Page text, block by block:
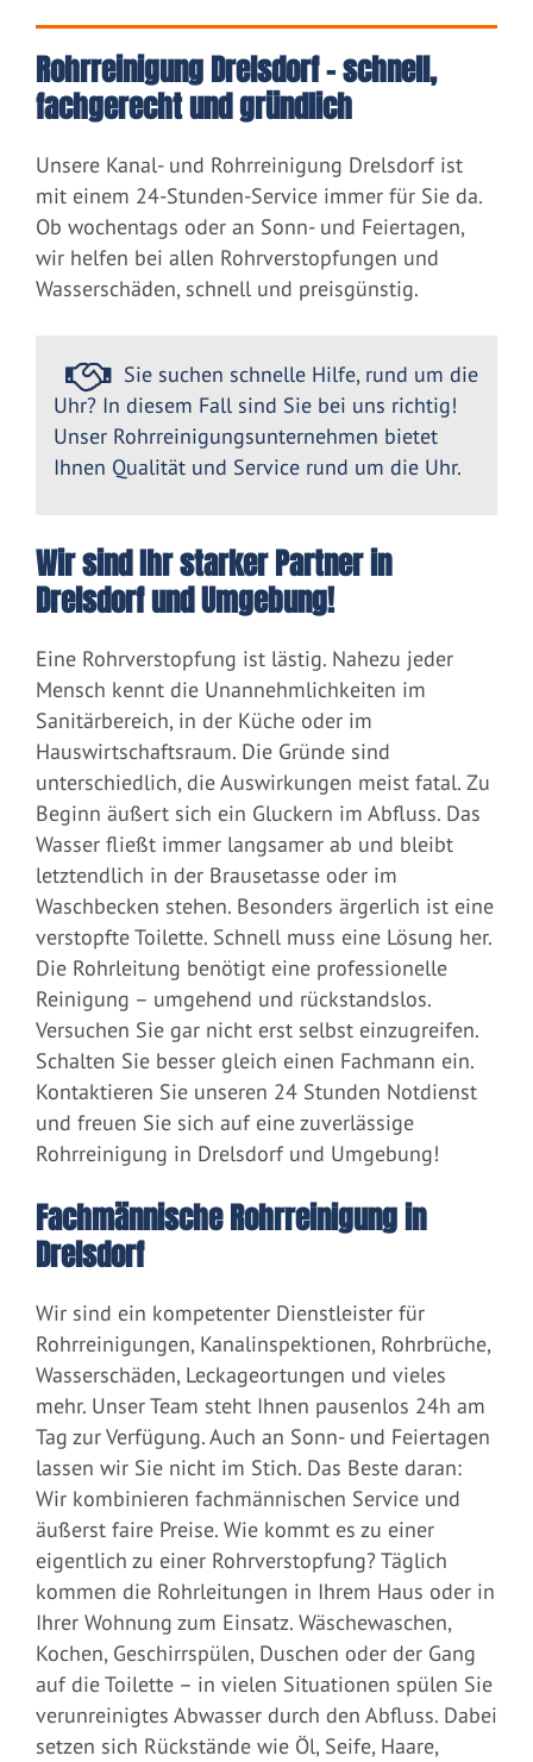
Rohrreinigung Drelsdorf – schnell,
fachgerecht und gründlich
Unsere Kanal- und Rohrreinigung Drelsdorf ist
mit einem 24-Stunden-Service immer für Sie da.
Ob wochentags oder an Sonn- und Feiertagen,
wir helfen bei allen Rohrverstopfungen und
Wasserschäden, schnell und preisgünstig.
Sie suchen schnelle Hilfe, rund um die
Uhr? In diesem Fall sind Sie bei uns richtig!
Unser Rohrreinigungsunternehmen bietet
Ihnen Qualität und Service rund um die Uhr.
Wir sind Ihr starker Partner in
Drelsdorf und Umgebung!
Eine Rohrverstopfung ist lästig. Nahezu jeder
Mensch kennt die Unannehmlichkeiten im
Sanitärbereich, in der Küche oder im
Hauswirtschaftsraum. Die Gründe sind
unterschiedlich, die Auswirkungen meist fatal. Zu
Beginn äußert sich ein Gluckern im Abfluss. Das
Wasser fließt immer langsamer ab und bleibt
letztendlich in der Brausetasse oder im
Waschbecken stehen. Besonders ärgerlich ist eine
verstopfte Toilette. Schnell muss eine Lösung her.
Die Rohrleitung benötigt eine professionelle
Reinigung – umgehend und rückstandslos.
Versuchen Sie gar nicht erst selbst einzugreifen.
Schalten Sie besser gleich einen Fachmann ein.
Kontaktieren Sie unseren 24 Stunden Notdienst
und freuen Sie sich auf eine zuverlässige
Rohrreinigung in Drelsdorf und Umgebung!
Fachmännische Rohrreinigung in
Drelsdorf
Wir sind ein kompetenter Dienstleister für
Rohrreinigungen, Kanalinspektionen, Rohrbrüche,
Wasserschäden, Leckageortungen und vieles
mehr. Unser Team steht Ihnen pausenlos 24h am
Tag zur Verfügung. Auch an Sonn- und Feiertagen
lassen wir Sie nicht im Stich. Das Beste daran:
Wir kombinieren fachmännischen Service und
äußerst faire Preise. Wie kommt es zu einer
eigentlich zu einer Rohrverstopfung? Täglich
kommen die Rohrleitungen in Ihrem Haus oder in
Ihrer Wohnung zum Einsatz. Wäschewaschen,
Kochen, Geschirrspülen, Duschen oder der Gang
auf die Toilette – in vielen Situationen spülen Sie
verunreinigtes Abwasser durch den Abfluss. Dabei
setzen sich Rückstände wie Öl, Seife, Haare,